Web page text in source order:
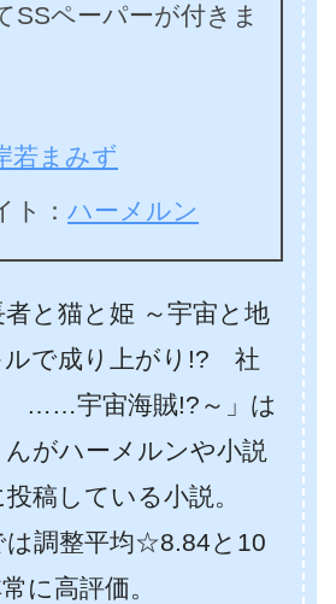
SSペーパーが付きま
若まみず
ト： ハーメルン
者と猫と姫 ～宇宙と地
ルで成り上がり!? 社
……宇宙海賊!?～」は
がハーメルンや小説
稿している小説。
は調整平均☆8.84と10
に高評価。